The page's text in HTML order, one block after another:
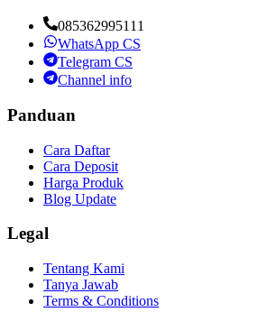
085362995111
WhatsApp CS
Telegram CS
Channel info
Panduan
Cara Daftar
Cara Deposit
Harga Produk
Blog Update
Legal
Tentang Kami
Tanya Jawab
Terms & Conditions